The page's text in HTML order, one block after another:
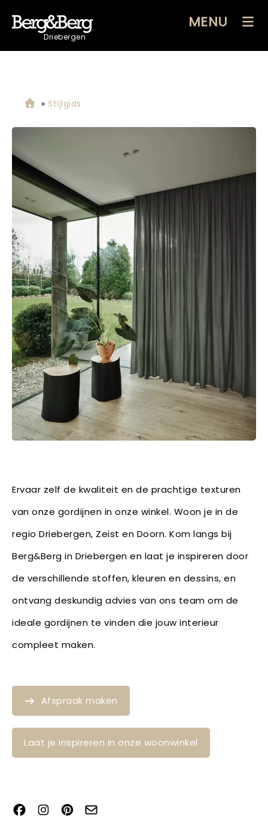
Driebergen
MENU
» Stijlgids
Ervaar zelf de kwaliteit en de prachtige texturen
van onze gordijnen in onze winkel. Woon je in de
regio Driebergen, Zeist en Doorn. Kom langs bij
Berg&Berg in Driebergen en laat je inspireren door
de verschillende stoffen, kleuren en dessins, en
ontvang deskundig advies van ons team om de
ideale gordijnen te vinden die jouw interieur
compleet maken.
Afspraak maken
Laat je inspireren in onze woonwinkel